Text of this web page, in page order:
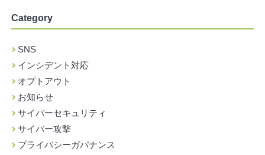
Category
SNS
インシデント対応
オプトアウト
お知らせ
サイバーセキュリティ
サイバー攻撃
プライバシーガバナンス